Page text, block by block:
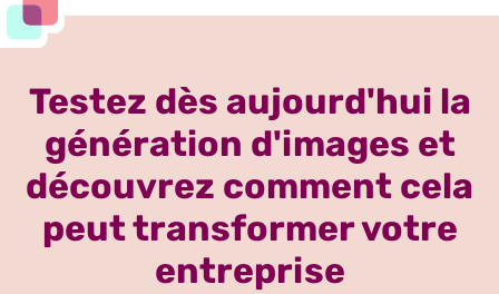
Testez dès aujourd'hui la
génération d'images et
découvrez comment cela
peut transformer votre
entreprise